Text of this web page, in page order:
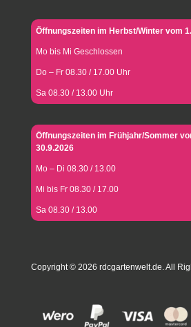
Öffnungszeiten im Herbst/Winter vom
Mo bis Mi Geschlossen
Do – Fr 08.30 / 17.00 Uhr
Sa 08.30 / 13.00 Uhr
Öffnungszeiten im Frühjahr/Sommer
30.9.2026
Mo – Di 08.30 / 13.00
Mi bis Fr 08.30 / 17.00
Sa 08.30 / 13.00
Copyright © 2026 rdcgartenwelt.de. All